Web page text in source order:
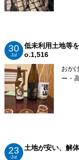
30
Jul
低未利用土地等
o.1,516
おか
ー・
23
Jul
土地が安い、解